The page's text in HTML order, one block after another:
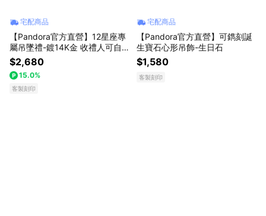
宅配商品
【Pandora官方直營】12星座專
屬吊墜禮-鍍14K金 收禮人可自
選
$2,680
15.0%
客製刻印
宅配商品
【Pandora官方直營】可鐫刻誕
生寶石心形吊飾-生日石
$1,580
客製刻印